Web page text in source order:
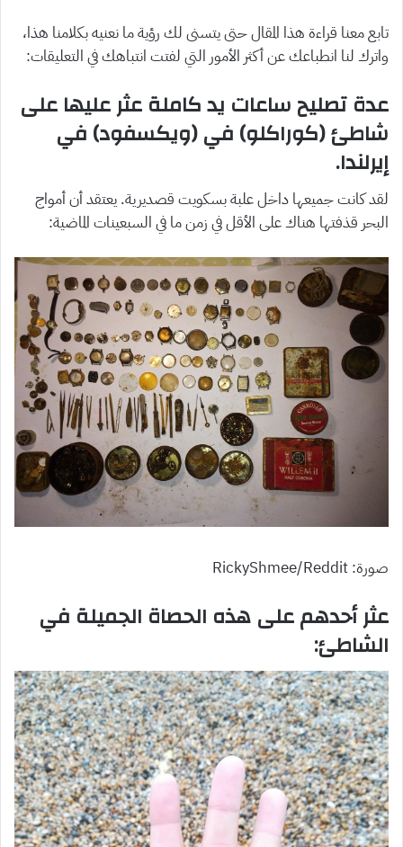
تابع معنا قراءة هذا المقال حتى يتسنى لك رؤية ما نعنيه بكلامنا هذا،
واترك لنا انطباعك عن أكثر الأمور التي لفتت انتباهك في التعليقات:
عدة تصليح ساعات يد كاملة عثر عليها على
شاطئ (كوراكلو) في (ويكسفود) في
إيرلندا.
لقد كانت جميعها داخل علبة بسكويت قصديرية. يعتقد أن أمواج
البحر قذفتها هناك على الأقل في زمن ما في السبعينات الماضية:
صورة: RickyShmee/Reddit
عثر أحدهم على هذه الحصاة الجميلة في
الشاطئ: